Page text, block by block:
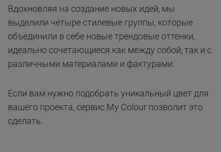
Вдохновляя на создание новых идей, мы
выделили четыре стилевые группы, которые
объединили в себе новые трендовые оттенки,
идеально сочетающиеся как между собой, так и с
различными материалами и фактурами.
Если вам нужно подобрать уникальный цвет для
вашего проекта, сервис My Colour позволит это
сделать.